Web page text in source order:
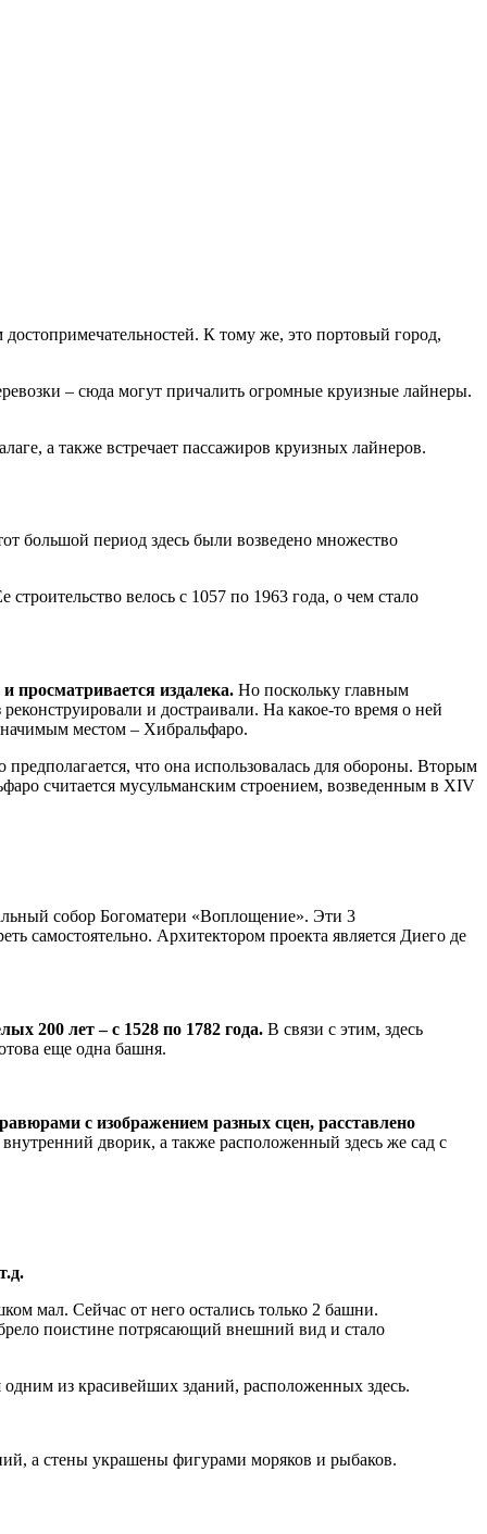
К тому же, это портовый город,
– сюда могут причалить огромные круизные лайнеры.
а также встречает пассажиров круизных лайнеров.
большой период здесь были возведено множество
строительство велось с 1057 по 1963 года, о чем стало
просматривается издалека. Но поскольку главным
и достраивали. На какое-то время о ней
местом – Хибральфаро.
что она использовалась для обороны. Вторым
считается мусульманским строением, возведенным в XIV
собор Богоматери «Воплощение». Эти 3
самостоятельно. Архитектором проекта является Диего де
200 лет – с 1528 по 1782 года. В связи с этим, здесь
еще одна башня.
с изображением разных сцен, расставлено
дворик, а также расположенный здесь же сад с
мал. Сейчас от него остались только 2 башни.
поистине потрясающий внешний вид и стало
одним из красивейших зданий, расположенных здесь.
а стены украшены фигурами моряков и рыбаков.